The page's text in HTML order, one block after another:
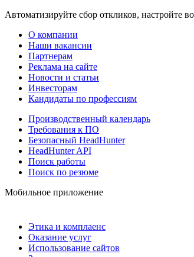
Автоматизируйте сбор откликов, настройте
О компании
Наши вакансии
Партнерам
Реклама на сайте
Новости и статьи
Инвесторам
Кандидаты по профессиям
Производственный календарь
Требования к ПО
Безопасный HeadHunter
HeadHunter API
Поиск работы
Поиск по резюме
Мобильное приложение
Этика и комплаенс
Оказание услуг
Использование сайтов